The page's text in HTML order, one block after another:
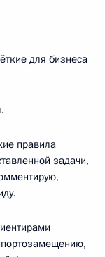
для бизнеса
правила
задачи,